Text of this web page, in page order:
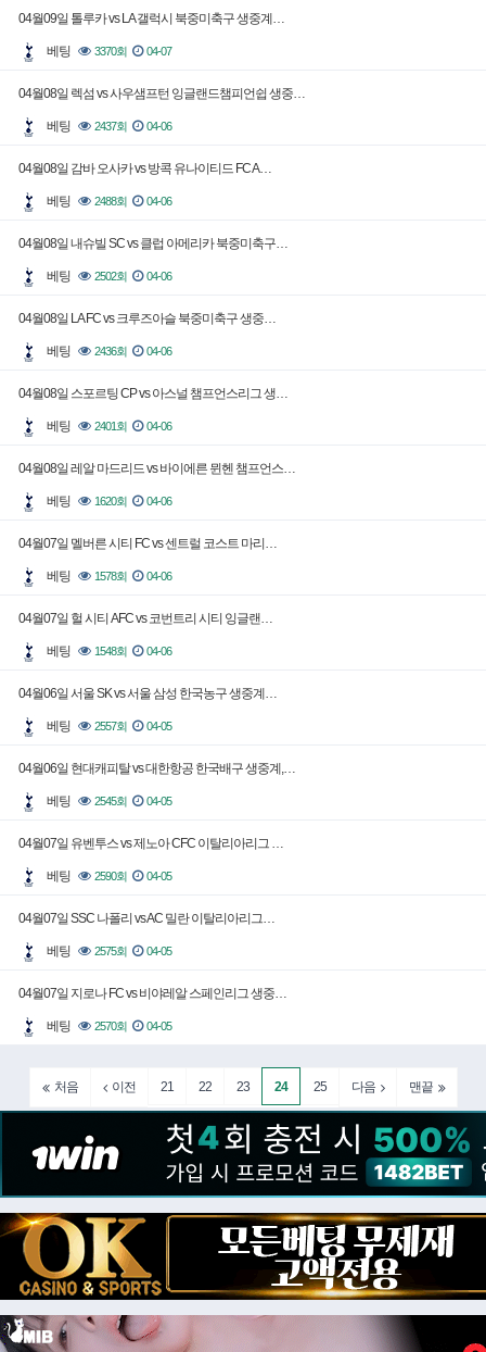
04월09일 톨루카 vs LA 갤럭시 북중미축구 생중계…
베팅 3370회 04-07
04월08일 렉섬 vs 사우샘프턴 잉글랜드챔피언쉽 생중…
베팅 2437회 04-06
04월08일 감바 오사카 vs 방콕 유나이티드 FC A…
베팅 2488회 04-06
04월08일 내슈빌 SC vs 클럽 아메리카 북중미축구…
베팅 2502회 04-06
04월08일 LA FC vs 크루즈아슬 북중미축구 생중…
베팅 2436회 04-06
04월08일 스포르팅 CP vs 아스널 챔프언스리그 생…
베팅 2401회 04-06
04월08일 레알 마드리드 vs 바이에른 뮌헨 챔프언스…
베팅 1620회 04-06
04월07일 멜버른 시티 FC vs 센트럴 코스트 마리…
베팅 1578회 04-06
04월07일 헐 시티 AFC vs 코번트리 시티 잉글랜…
베팅 1548회 04-06
04월06일 서울 SK vs 서울 삼성 한국농구 생중계…
베팅 2557회 04-05
04월06일 현대캐피탈 vs 대한항공 한국배구 생중계,…
베팅 2545회 04-05
04월07일 유벤투스 vs 제노아 CFC 이탈리아리그 …
베팅 2590회 04-05
04월07일 SSC 나폴리 vs AC 밀란 이탈리아리그…
베팅 2575회 04-05
04월07일 지로나 FC vs 비야레알 스페인리그 생중…
베팅 2570회 04-05
처음 이전 21 22 23 24 25 다음 맨끝